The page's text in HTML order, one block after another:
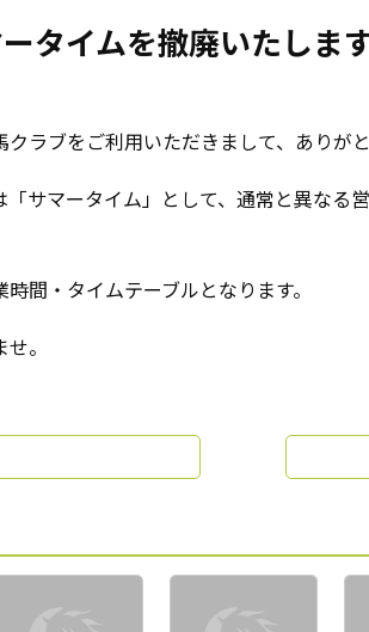
タイムを撤廃いたしま
ラブをご利用いただきまして、ありがと
「サマータイム」として、通常と異なる
間・タイムテーブルとなります。
。